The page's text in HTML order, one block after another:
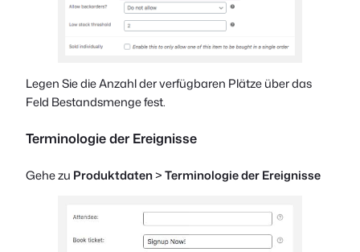
Legen Sie die Anzahl der verfügbaren Plätze über das
Feld Bestandsmenge fest.
Terminologie der Ereignisse
Gehe zu Produktdaten>Terminologie der Ereignisse